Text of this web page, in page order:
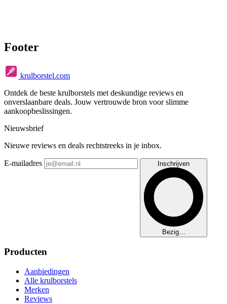
Footer
krulborstel.com
Ontdek de beste krulborstels met deskundige reviews en
onverslaanbare deals. Jouw vertrouwde bron voor slimme
aankoopbeslissingen.
Nieuwsbrief
Nieuwe reviews en deals rechtstreeks in je inbox.
E-mailadres Inschrijven
Bezig…
Producten
Aanbiedingen
Alle krulborstels
Merken
Reviews